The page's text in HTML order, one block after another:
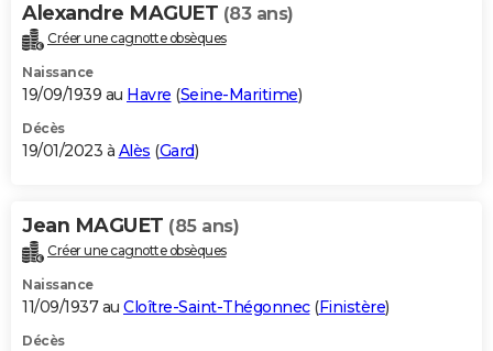
Alexandre MAGUET (83 ans)
Créer une cagnotte obsèques
Naissance
19/09/1939 au Havre (Seine-Maritime)
Décès
19/01/2023 à Alès (Gard)
Jean MAGUET (85 ans)
Créer une cagnotte obsèques
Naissance
11/09/1937 au Cloître-Saint-Thégonnec(Finistère)
Décès